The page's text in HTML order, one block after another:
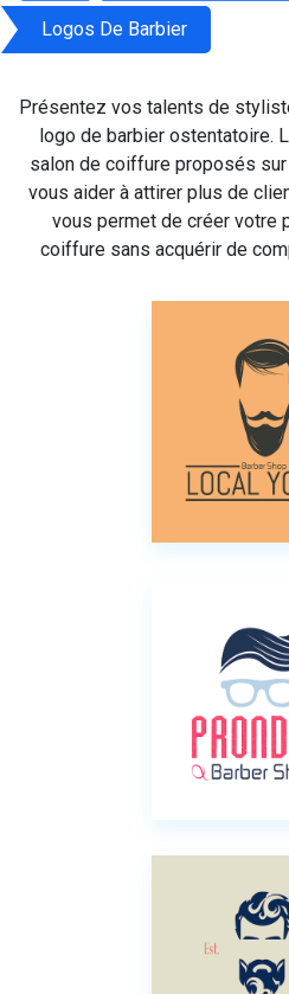
Logos De Barbier
Présentez vos talents de
logo de barbier ostentatoire.
salon de coiffure proposés
vous aider à attirer plus de
vous permet de créer votre
coiffure sans acquérir de